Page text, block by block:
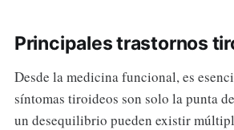
Principales trastornos
Desde la medicina funcional, es
síntomas tiroideos son solo la punta
un desequilibrio pueden existir